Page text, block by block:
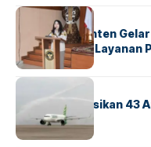
BANDARA BERITA
Karantina Banten
Transparansi Layanan
BANDARA
Citilink Operasikan 43
Nasional